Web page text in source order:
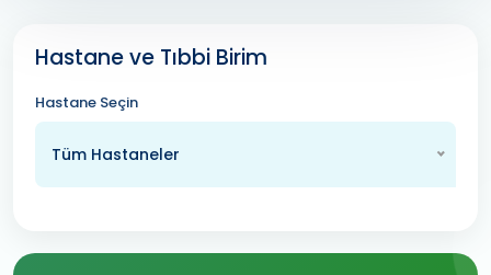
Hastane ve Tıbbi Birim
Hastane Seçin
Tüm Hastaneler